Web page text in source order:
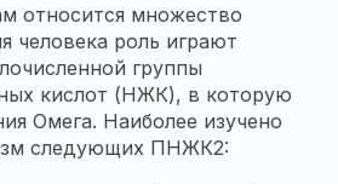
относится множество
человека роль играют
группы
кислот (НЖК), в которую
Омега. Наиболее изучено
следующих ПНЖК2: